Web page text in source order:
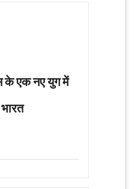
के एक नए युग में